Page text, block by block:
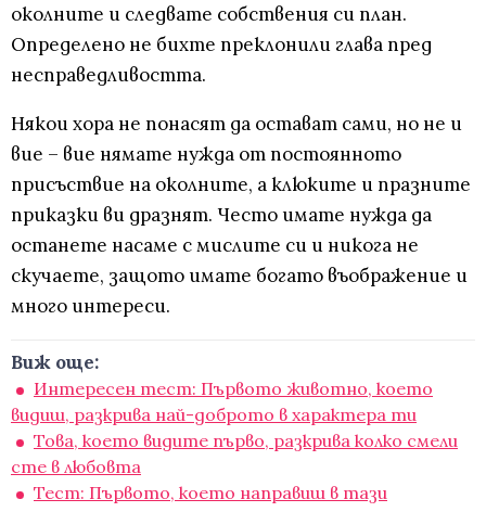
околните и следвате собствения си план.
Определено не бихте преклонили глава пред
несправедливостта.
Някои хора не понасят да остават сами, но не и
вие – вие нямате нужда от постоянното
присъствие на околните, а клюките и празните
приказки ви дразнят. Често имате нужда да
останете насаме с мислите си и никога не
скучаете, защото имате богато въображение и
много интереси.
Виж още:
Интересен тест: Първото животно, което
видиш, разкрива най-доброто в характера ти
Това, което видите първо, разкрива колко смели
сте в любовта
Тест: Първото, което направиш в тази